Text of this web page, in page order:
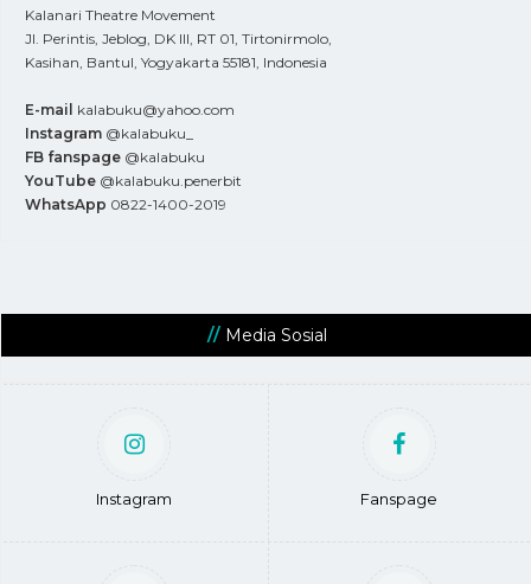
Kalanari Theatre Movement
Jl. Perintis, Jeblog, DK III, RT 01, Tirtonirmolo,
Kasihan, Bantul, Yogyakarta 55181, Indonesia
E-mail kalabuku@yahoo.com
Instagram @kalabuku_
FB fanspage @kalabuku
YouTube @kalabuku.penerbit
WhatsApp 0822-1400-2019
Media Sosial
Instagram Fanspage